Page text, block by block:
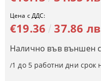
Цена с ДДС:
€19.36 37.86
Налично във външен
/1 до 5 работни дни срок